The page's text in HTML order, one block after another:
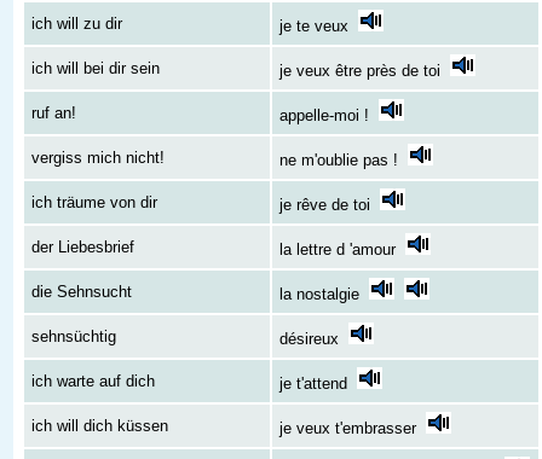
ich will zu dir je te veux
ich will bei dir sein je veux être près de toi
ruf an! appelle-moi !
vergiss mich nicht! ne m'oublie pas !
ich träume von dir je rêve de toi
der Liebesbrief la lettre d 'amour
die Sehnsucht la nostalgie
sehnsüchtig désireux
ich warte auf dich je t'attend
ich will dich küssen je veux t'embrasser